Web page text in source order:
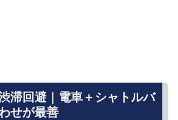
滞回避｜電車＋シャトルバ
せが最善